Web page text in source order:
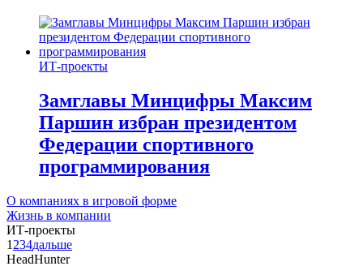
ИТ-проекты
Замглавы Минцифры Максим
Паршин избран президентом
Федерации спортивного
программирования
О компаниях в игровой форме
Жизнь в компании
ИТ-проекты
1 234дальше
HeadHunter